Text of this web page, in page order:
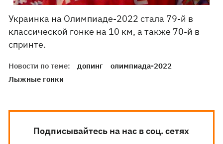
Украинка на Олимпиаде-2022 стала 79-й в
классической гонке на 10 км, а также 70-й в
спринте.
Новости по теме: допинг
олимпиада-2022
Лыжные гонки
Подписывайтесь на нас в соц. сетях